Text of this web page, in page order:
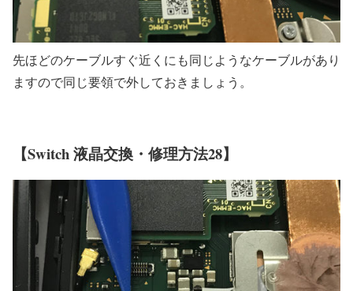
先ほどのケーブルすぐ近くにも同じようなケーブルがあり
ますので同じ要領で外しておきましょう。
【Switch 液晶交換・修理方法28】